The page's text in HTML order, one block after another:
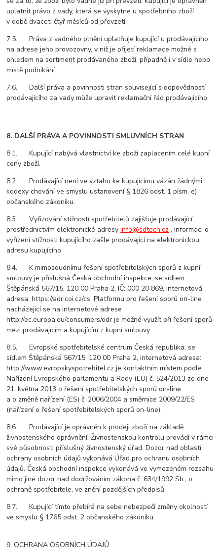
uplatnit právo z vady, která se vyskytne u spotřebního zboží
v době dvaceti čtyř měsíců od převzetí.
7.5. Práva z vadného plnění uplatňuje kupující u prodávajícího
na adrese jeho provozovny, v níž je přijetí reklamace možné s
ohledem na sortiment prodávaného zboží, případně i v sídle nebo
místě podnikání.
7.6. Další práva a povinnosti stran související s odpovědností
prodávajícího za vady může upravit reklamační řád prodávajícího.
8. DALŠÍ PRÁVA A POVINNOSTI SMLUVNÍCH STRAN
8.1. Kupující nabývá vlastnictví ke zboží zaplacením celé kupní
ceny zboží.
8.2. Prodávající není ve vztahu ke kupujícímu vázán žádnými
kodexy chování ve smyslu ustanovení § 1826 odst. 1 písm. e)
občanského zákoníku.
8.3. Vyřizování stížností spotřebitelů zajišťuje prodávající
prostřednictvím elektronické adresyinfo@sdtech.cz . Informaci o
vyřízení stížnosti kupujícího zašle prodávající na elektronickou
adresu kupujícího.
8.4. K mimosoudnímu řešení spotřebitelských sporů z kupní
smlouvy je příslušná Česká obchodní inspekce, se sídlem
Štěpánská 567/15, 120 00 Praha 2, IČ: 000 20 869, internetová
adresa: https://adr.coi.cz/cs. Platformu pro řešení sporů on-line
nacházející se na internetové adrese
http://ec.europa.eu/consumers/odr je možné využít při řešení sporů
mezi prodávajícím a kupujícím z kupní smlouvy.
8.5. Evropské spotřebitelské centrum Česká republika, se
sídlem Štěpánská 567/15, 120 00 Praha 2, internetová adresa:
http://www.evropskyspotrebitel.cz je kontaktním místem podle
Nařízení Evropského parlamentu a Rady (EU) č. 524/2013 ze dne
21. května 2013 o řešení spotřebitelských sporů on-line
a o změně nařízení (ES) č. 2006/2004 a směrnice 2009/22/ES
(nařízení o řešení spotřebitelských sporů on-line).
8.6. Prodávající je oprávněn k prodeji zboží na základě
živnostenského oprávnění. Živnostenskou kontrolu provádí v rámci
své působnosti příslušný živnostenský úřad. Dozor nad oblastí
ochrany osobních údajů vykonává Úřad pro ochranu osobních
údajů. Česká obchodní inspekce vykonává ve vymezeném rozsahu
mimo jiné dozor nad dodržováním zákona č. 634/1992 Sb., o
ochraně spotřebitele, ve znění pozdějších předpisů.
8.7. Kupující tímto přebírá na sebe nebezpečí změny okolností
ve smyslu § 1765 odst. 2 občanského zákoníku.
9. OCHRANA OSOBNÍCH ÚDAJŮ